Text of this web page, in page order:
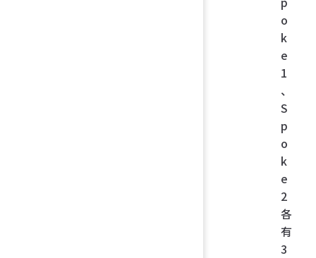
o
k
e
1
、
S
p
o
k
e
2
各
有
3